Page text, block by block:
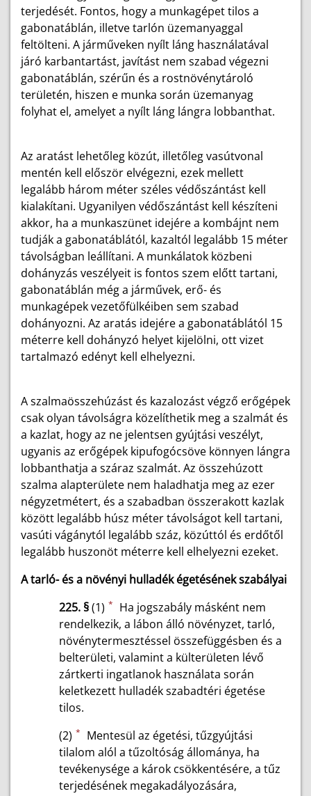
terjedését. Fontos, hogy a munkagépet tilos a
gabonatáblán, illetve tarlón üzemanyaggal
feltölteni. A járműveken nyílt láng használatával
járó karbantartást, javítást nem szabad végezni
gabonatáblán, szérűn és a rostnövénytároló
területén, hiszen e munka során üzemanyag
folyhat el, amelyet a nyílt láng lángra lobbanthat.
Az aratást lehetőleg közút, illetőleg vasútvonal
mentén kell először elvégezni, ezek mellett
legalább három méter széles védőszántást kell
kialakítani. Ugyanilyen védőszántást kell készíteni
akkor, ha a munkaszünet idejére a kombájnt nem
tudják a gabonatáblától, kazaltól legalább 15 méter
távolságban leállítani. A munkálatok közbeni
dohányzás veszélyeit is fontos szem előtt tartani,
gabonatáblán még a járművek, erő- és
munkagépek vezetőfülkéiben sem szabad
dohányozni. Az aratás idejére a gabonatáblától 15
méterre kell dohányzó helyet kijelölni, ott vizet
tartalmazó edényt kell elhelyezni.
A szalmaösszehúzást és kazalozást végző erőgépek
csak olyan távolságra közelíthetik meg a szalmát és
a kazlat, hogy az ne jelentsen gyújtási veszélyt,
ugyanis az erőgépek kipufogócsöve könnyen lángra
lobbanthatja a száraz szalmát. Az összehúzott
szalma alapterülete nem haladhatja meg az ezer
négyzetmétert, és a szabadban összerakott kazlak
között legalább húsz méter távolságot kell tartani,
vasúti vágánytól legalább száz, közúttól és erdőtől
legalább huszonöt méterre kell elhelyezni ezeket.
A tarló- és a növényi hulladék égetésének szabályai
225. §(1) *
Ha jogszabály másként nem
rendelkezik, a lábon álló növényzet, tarló,
növénytermesztéssel összefüggésben és a
belterületi, valamint a külterületen lévő
zártkerti ingatlanok használata során
keletkezett hulladék szabadtéri égetése
tilos.
(2) *
Mentesül az égetési, tűzgyújtási
tilalom alól a tűzoltóság állománya, ha
tevékenysége a károk csökkentésére, a tűz
terjedésének megakadályozására,